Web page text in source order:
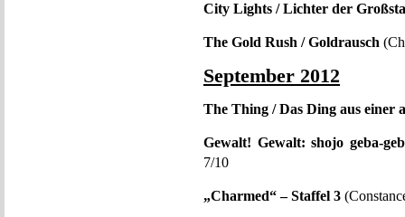
City Lights / Lichter der
The Gold Rush / Goldrausch
September 2012
The Thing / Das Ding aus einer
Gewalt! Gewalt: shojo geba-
7/10
„Charmed“ – Staffel 3